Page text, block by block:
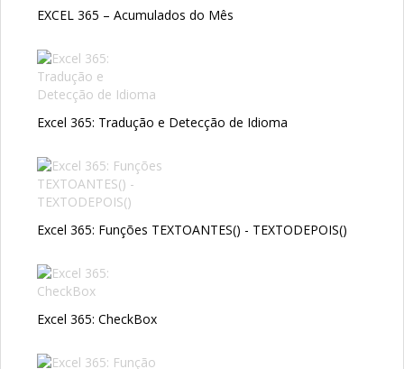
EXCEL 365 – Acumulados do Mês
Excel 365: Tradução e Detecção de Idioma
Excel 365: Funções TEXTOANTES() - TEXTODEPOIS()
Excel 365: CheckBox